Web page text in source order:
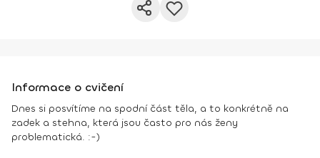
Informace o cvičení
Dnes si posvítíme na spodní část těla, a to konkrétně na
zadek a stehna, která jsou často pro nás ženy
problematická. :-)